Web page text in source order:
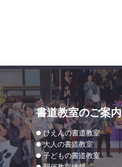
書道教室のご案内
ひえんの書道教室
大人の書道教室
子どもの書道教室